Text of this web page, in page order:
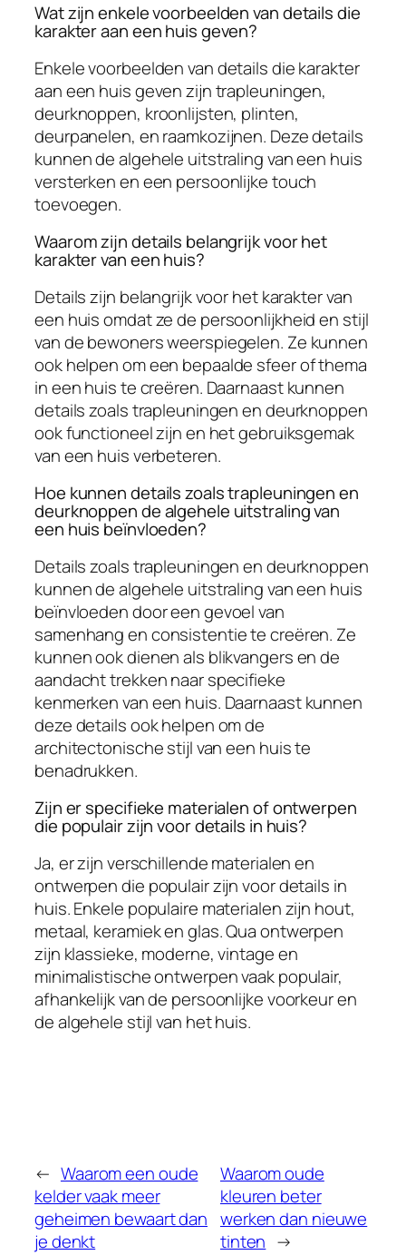
Wat zijn enkele voorbeelden van details die
karakter aan een huis geven?
Enkele voorbeelden van details die karakter
aan een huis geven zijn trapleuningen,
deurknoppen, kroonlijsten, plinten,
deurpanelen, en raamkozijnen. Deze details
kunnen de algehele uitstraling van een huis
versterken en een persoonlijke touch
toevoegen.
Waarom zijn details belangrijk voor het
karakter van een huis?
Details zijn belangrijk voor het karakter van
een huis omdat ze de persoonlijkheid en stijl
van de bewoners weerspiegelen. Ze kunnen
ook helpen om een bepaalde sfeer of thema
in een huis te creëren. Daarnaast kunnen
details zoals trapleuningen en deurknoppen
ook functioneel zijn en het gebruiksgemak
van een huis verbeteren.
Hoe kunnen details zoals trapleuningen en
deurknoppen de algehele uitstraling van
een huis beïnvloeden?
Details zoals trapleuningen en deurknoppen
kunnen de algehele uitstraling van een huis
beïnvloeden door een gevoel van
samenhang en consistentie te creëren. Ze
kunnen ook dienen als blikvangers en de
aandacht trekken naar specifieke
kenmerken van een huis. Daarnaast kunnen
deze details ook helpen om de
architectonische stijl van een huis te
benadrukken.
Zijn er specifieke materialen of ontwerpen
die populair zijn voor details in huis?
Ja, er zijn verschillende materialen en
ontwerpen die populair zijn voor details in
huis. Enkele populaire materialen zijn hout,
metaal, keramiek en glas. Qua ontwerpen
zijn klassieke, moderne, vintage en
minimalistische ontwerpen vaak populair,
afhankelijk van de persoonlijke voorkeur en
de algehele stijl van het huis.
← Waarom een oude
kelder vaak meer
geheimen bewaart dan
je denkt
Waarom oude
kleuren beter
werken dan nieuwe
tinten →